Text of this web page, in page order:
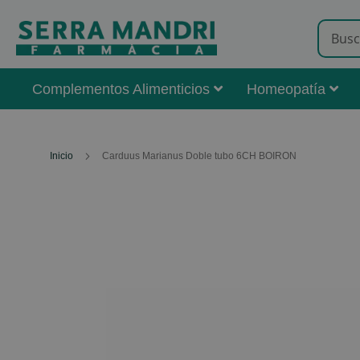
Complementos Alimenticios Homeopatía
Inicio Carduus Marianus Doble tubo 6CH BOIRON